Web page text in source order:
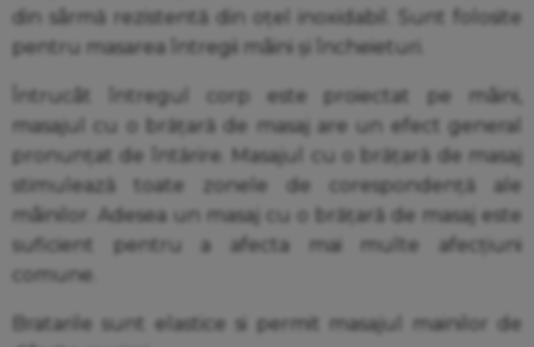
din sârmă rezistentă din oțel inoxidabil. Sunt folosite
pentru masarea întregii mâini și încheieturi.
Întrucât întregul corp este proiectat pe mâini,
masajul cu o brățară de masaj are un efect general
pronunțat de întărire. Masajul cu o brățară de masaj
stimulează toate zonele de corespondență ale
mâinilor. Adesea un masaj cu o brățară de masaj este
suficient pentru a afecta mai multe afecțiuni
comune.
Bratarile sunt elastice si permit masajul mainilor de